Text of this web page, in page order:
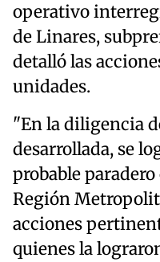
operativo
de Linares,
detalló las
unidades.
"En la diligencia
desarrollada, se
probable
Región
acciones
quienes la